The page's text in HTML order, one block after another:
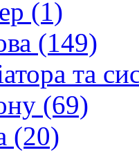
(1)
(149)
та
(69)
(20)